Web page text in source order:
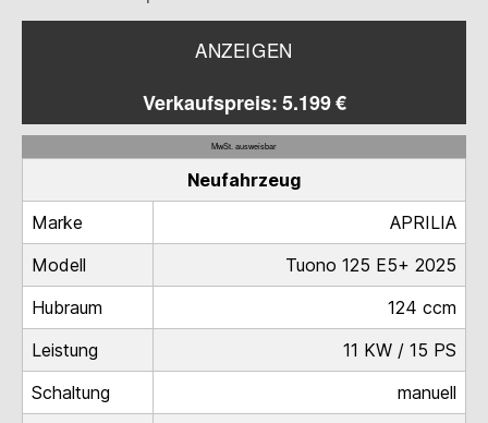
ANZEIGEN
Verkaufspreis: 5.199 €
MwSt. ausweisbar
Neufahrzeug
Marke
APRILIA
Modell
Tuono 125 E5+ 2025
Hubraum
124 ccm
Leistung
11 KW / 15 PS
Schaltung
manuell